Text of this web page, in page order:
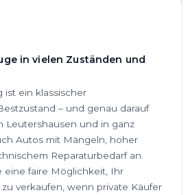
in vielen Zuständen und
ist ein klassischer
– und genau darauf
Leutershausen und in ganz
Autos mit Mängeln, hoher
Reparaturbedarf an.
eine faire Möglichkeit, Ihr
verkaufen, wenn private Käufer